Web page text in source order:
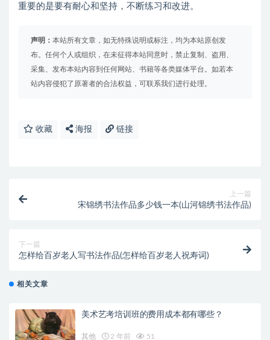
重要的是要有耐心和坚持，不断练习和改进。
声明： 本站所有文章，如无特殊说明或标注，均为本站原创发
布。任何个人或组织，在未征得本站同意时，禁止复制、盗用、
采集、发布本站内容到任何网站、书籍等各类媒体平台。如若本
站内容侵犯了原著者的合法权益，可联系我们进行处理。
收藏 海报 链接
上一篇
宋锦绣书法作品多少钱一本(山河锦绣书法作品)
下一篇
怎样给百岁老人写书法作品(怎样给百岁老人祝寿词)
相关文章
美术艺考培训班的费用成本都有哪些？
其他 2 年前 51